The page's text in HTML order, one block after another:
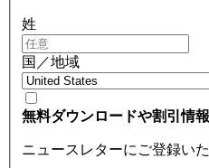
姓
国／地域
無料ダウンロードや割引情
ニュースレターにご登録い